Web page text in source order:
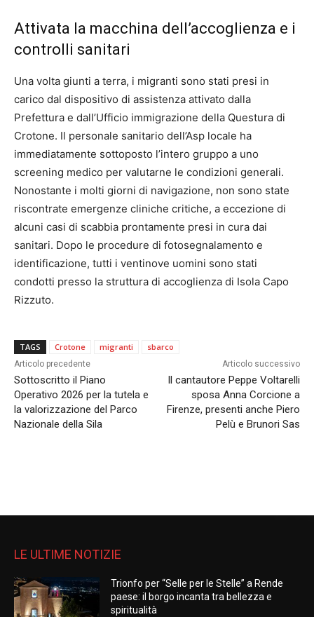
Attivata la macchina dell’accoglienza e i
controlli sanitari
Una volta giunti a terra, i migranti sono stati presi in
carico dal dispositivo di assistenza attivato dalla
Prefettura e dall’Ufficio immigrazione della Questura di
Crotone. Il personale sanitario dell’Asp locale ha
immediatamente sottoposto l’intero gruppo a uno
screening medico per valutarne le condizioni generali.
Nonostante i molti giorni di navigazione, non sono state
riscontrate emergenze cliniche critiche, a eccezione di
alcuni casi di scabbia prontamente presi in cura dai
sanitari. Dopo le procedure di fotosegnalamento e
identificazione, tutti i ventinove uomini sono stati
condotti presso la struttura di accoglienza di Isola Capo
Rizzuto.
TAGS Crotone migranti sbarco
Articolo precedente
Sottoscritto il Piano
Operativo 2026 per la tutela e
la valorizzazione del Parco
Nazionale della Sila
Articolo successivo
Il cantautore Peppe Voltarelli
sposa Anna Corcione a
Firenze, presenti anche Piero
Pelù e Brunori Sas
LE ULTIME NOTIZIE
Trionfo per “Selle per le Stelle” a Rende
paese: il borgo incanta tra bellezza e
spiritualità